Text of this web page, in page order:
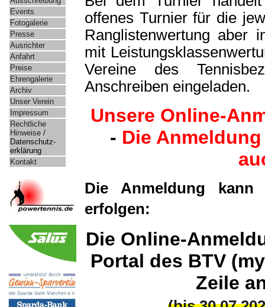
Events
Fotogalerie
Presse
Ausrichter
Anfahrt
Preise
Ehrengalerie
Archiv
Unser Verein
mpressum
Rechtliche
Hinweise /
Datenschutz-
erklärung
Kontakt
offenes Turnier für die
Ranglistenwertung aber
mit
Vereine des
Anschreiben eingeladen.
Unsere Online-
- Die
Die Anmeldung
erfolgen:
Die Online-
Portal des BTV
Zeile